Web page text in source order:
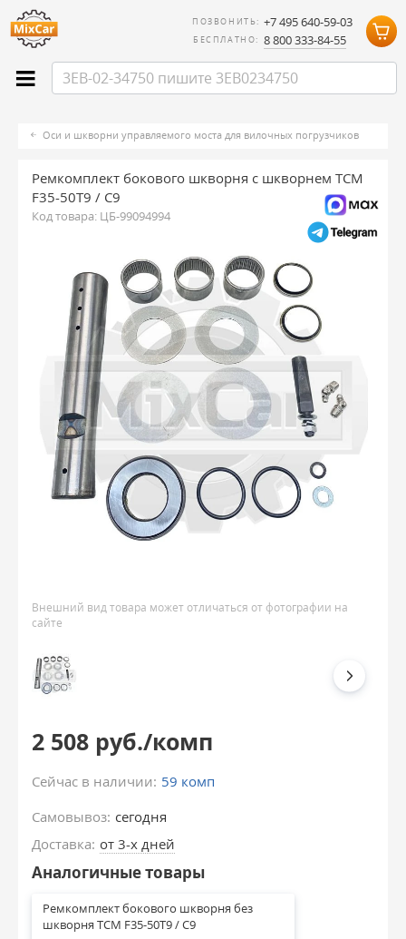
ПОЗВОНИТЬ: +7 495 640-59-03
БЕСПЛАТНО: 8 800 333-84-55
Оси и шкворни управляемого моста для вилочных погрузчиков
Ремкомплект бокового шкворня с шкворнем TCM
F35-50T9 / C9
Код товара: ЦБ-99094994
Внешний вид товара может отличаться от фотографии на
сайте
2 508 руб./комп
Сейчас в наличии: 59 комп
Самовывоз: сегодня
Доставка: от 3-х дней
Аналогичные товары
Ремкомплект бокового шкворня без
шкворня TCM F35-50T9 / C9